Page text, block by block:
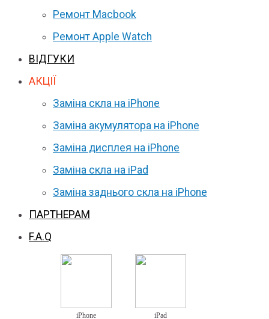
Ремонт Macbook
Ремонт Apple Watch
ВІДГУКИ
АКЦІЇ
Заміна скла на iPhone
Заміна акумулятора на iPhone
Заміна дисплея на iPhone
Заміна скла на iPad
Заміна заднього скла на iPhone
ПАРТНЕРАМ
F.A.Q
iPhone iPad